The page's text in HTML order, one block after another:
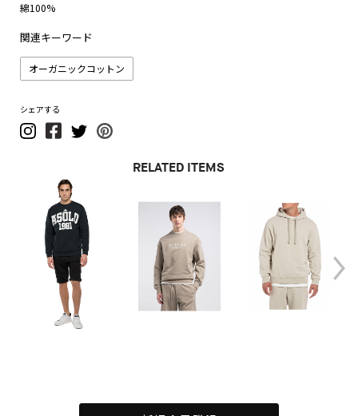
綿100%
関連キーワード
オーガニックコットン
シェアする
RELATED ITEMS